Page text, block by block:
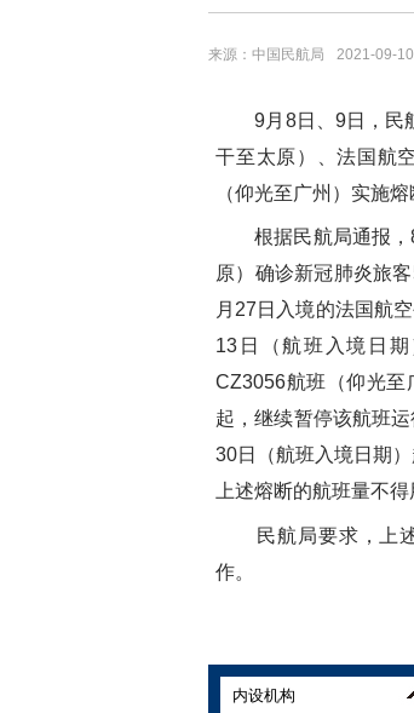
来源：中国民航局 2021-09-
9月 8日、 9日，民
干至太原）、法国航
（仰光至广州）实施熔
根据民航局通报，
原）确诊新冠肺炎旅客
月 27 日入境的法国航
13 日（航班入境日
CZ3056航班（仰光至
起，继续暂停该航班
30日（航班入境日期
上述熔断的航班量不得
民航局要求，上
作。